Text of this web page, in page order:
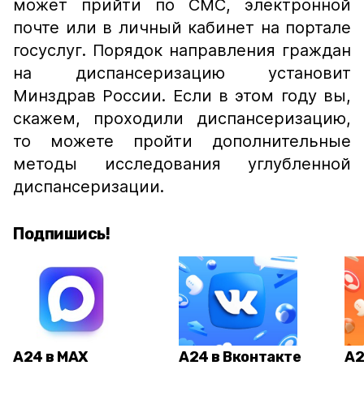
может прийти по СМС, электронной
почте или в личный кабинет на портале
госуслуг. Порядок направления граждан
на диспансеризацию установит
Минздрав России. Если в этом году вы,
скажем, проходили диспансеризацию,
то можете пройти дополнительные
методы исследования углубленной
диспансеризации.
Подпишись!
А24 в MAX А24 в Вконтакте